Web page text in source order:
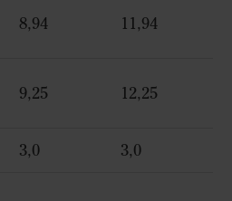
8,94 11,94
9,25 12,25
3,0 3,0